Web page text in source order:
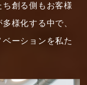
創る側もお客様
様化する中で、
ーションを私た